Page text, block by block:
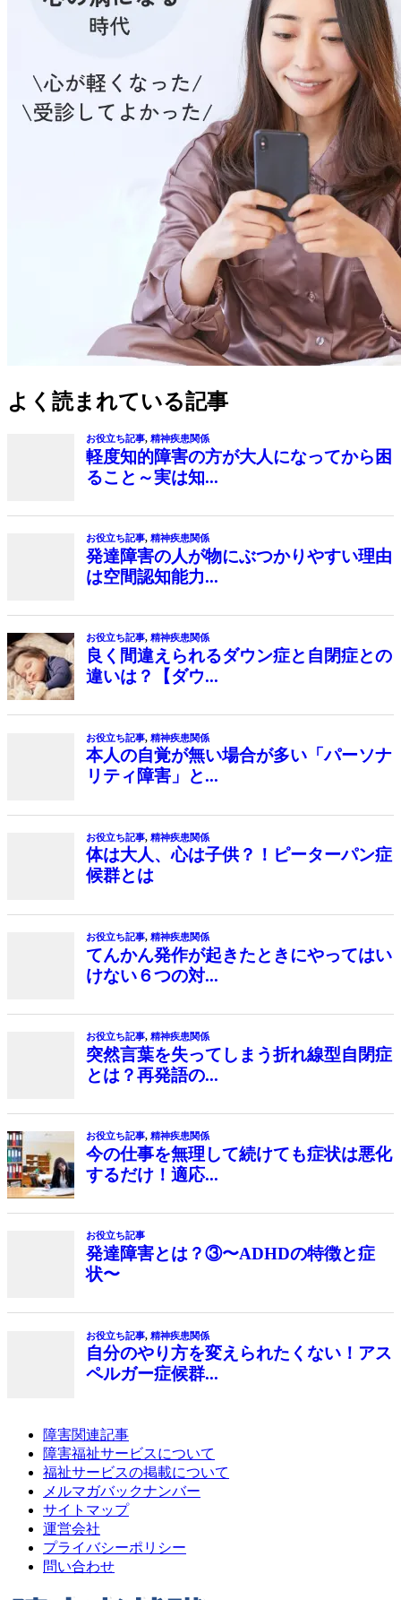
よく読まれている記事
障害関連記事
障害福祉サービスについて
福祉サービスの掲載について
メルマガバックナンバー
サイトマップ
運営会社
プライバシーポリシー
問い合わせ